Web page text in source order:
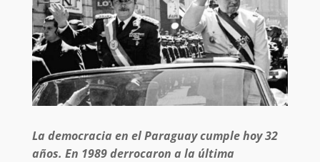
La democracia en el Paraguay cumple hoy 32
años. En 1989 derrocaron a la última